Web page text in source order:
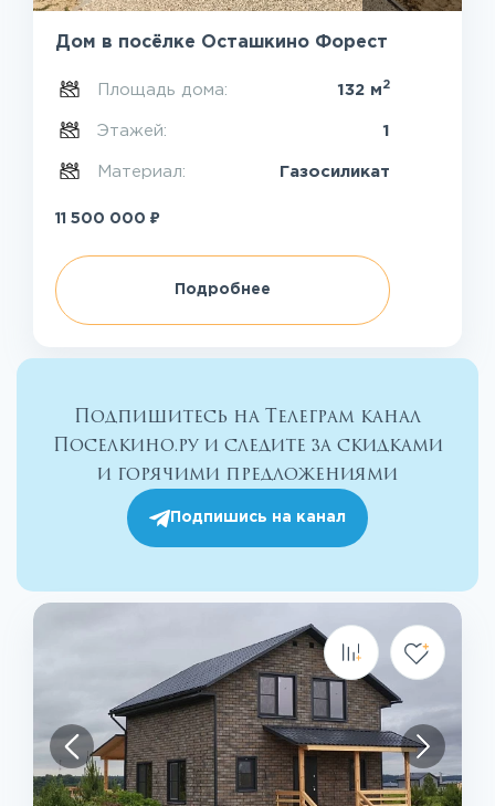
Дом в посёлке Осташкино Форест
Площадь дома: 132 м 2
Этажей: 1
Материал: Газосиликат
11 500 000 ₽
Подробнее
Подпишитесь на Телеграм канал
Поселкино.ру и следите за скидками
и горячими предложениями
Подпишись на канал